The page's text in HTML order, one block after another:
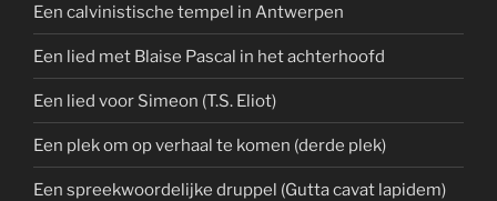
Een calvinistische tempel in Antwerpen
Een lied met Blaise Pascal in het achterhoofd
Een lied voor Simeon (T.S. Eliot)
Een plek om op verhaal te komen (derde plek)
Een spreekwoordelijke druppel (Gutta cavat lapidem)